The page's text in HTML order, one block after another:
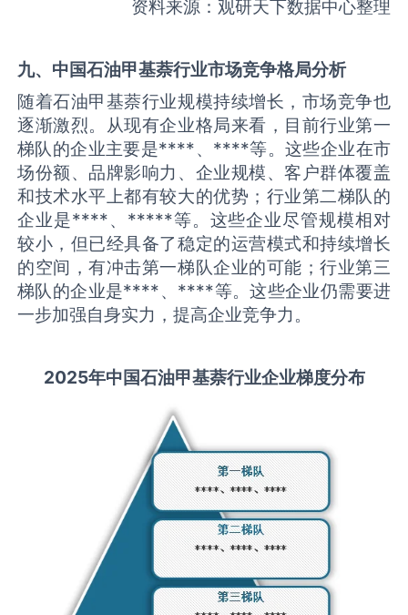
资料来源：观研天下数据中心整理
九、中国石油甲基萘行业市场竞争格局分析
随着石油甲基萘行业规模持续增长，市场竞争也
逐渐激烈。从现有企业格局来看，目前行业第一
梯队的企业主要是****、****等。这些企业在市
场份额、品牌影响力、企业规模、客户群体覆盖
和技术水平上都有较大的优势；行业第二梯队的
企业是****、*****等。这些企业尽管规模相对
较小，但已经具备了稳定的运营模式和持续增长
的空间，有冲击第一梯队企业的可能；行业第三
梯队的企业是****、****等。这些企业仍需要进
一步加强自身实力，提高企业竞争力。
2025年中国石油甲基萘行业企业梯度分布